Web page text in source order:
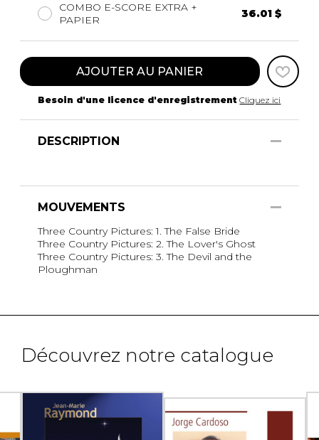
COMBO E-SCORE EXTRA +
PAPIER
36.01 $
AJOUTER AU PANIER
Besoin d'une licence d'enregistrement Cliquez ici
DESCRIPTION
MOUVEMENTS
Three Country Pictures: 1. The False Bride
Three Country Pictures: 2. The Lover's Ghost
Three Country Pictures: 3. The Devil and the
Ploughman
Découvrez notre catalogue